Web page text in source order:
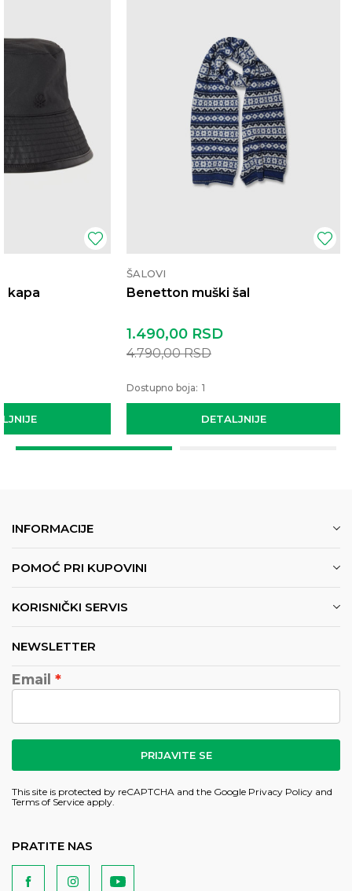
kapa
ŠALOVI
Benetton muški šal
DETALJNIJE
1.490,00 RSD
4.790,00RSD
Dostupno boja: 1
INFORMACIJE
POMOĆ PRI KUPOVINI
KORISNIČKI SERVIS
NEWSLETTER
Email
PRIJAVITE SE
This site is protected by reCAPTCHA and the Google Privacy Policy and
Terms of Service apply.
PRATITE NAS